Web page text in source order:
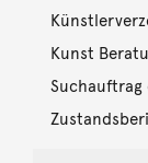
Kunst